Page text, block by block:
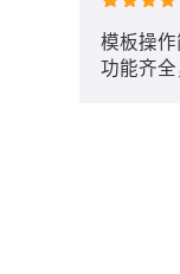
模板操
功能齐